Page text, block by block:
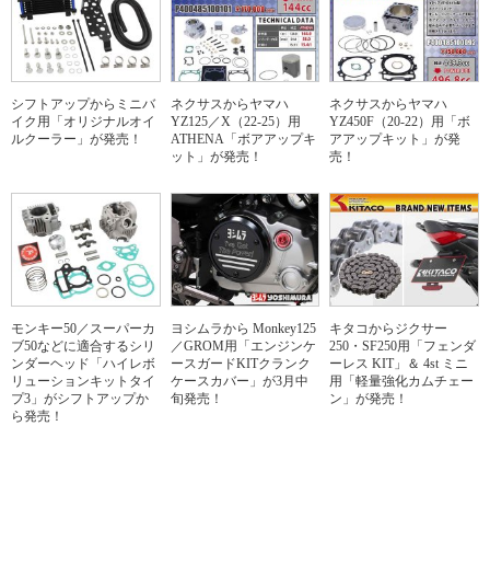
シフトアップからミニバ
イク用「オリジナルオイ
ルクーラー」が発売！
ネクサスからヤマハ
YZ125／X（22-25）用
ATHENA「ボアアップキ
ット」が発売！
ネクサスからヤマハ
YZ450F（20-22）用「ボ
アアップキット」が発
売！
モンキー50／スーパーカ
ブ50などに適合するシリ
ンダーヘッド「ハイレボ
リューションキットタイ
プ3」がシフトアップか
ら発売！
ヨシムラから Monkey125
／GROM用「エンジンケ
ースガードKITクランク
ケースカバー」が3月中
旬発売！
キタコからジクサー
250・SF250用「フェンダ
ーレス KIT」＆ 4st ミニ
用「軽量強化カムチェー
ン」が発売！